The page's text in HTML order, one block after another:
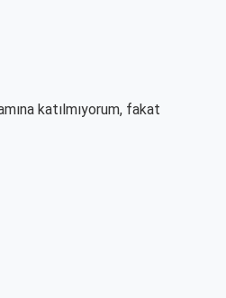
katılmıyorum, fakat